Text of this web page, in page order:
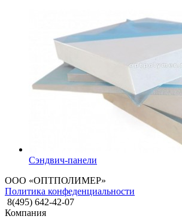
Сэндвич-панели
ООО «ОПТПОЛИМЕР»
Политика конфеденциальности
8(495) 642-42-07
Компания